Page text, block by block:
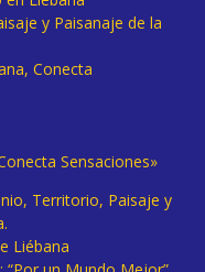
y Paisanaje de la
Conecta
Sensaciones»
Territorio, Paisaje y
Liébana